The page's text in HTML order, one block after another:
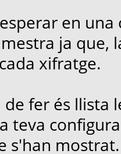
en
ja que,
xifratge.
fer és llista
teva
s'han